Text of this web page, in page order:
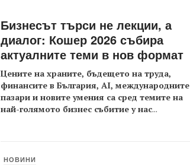
Бизнесът търси не лекции, а
диалог: Кошер 2026 събира
актуалните теми в нов формат
Цените на храните, бъдещето на труда,
финансите в България, AI, международните
пазари и новите умения са сред темите на
най-голямото бизнес събитие у нас...
НОВИНИ